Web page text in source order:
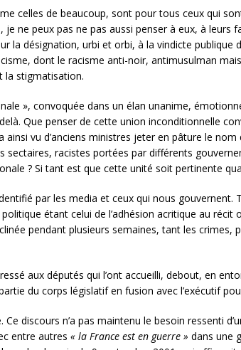
celles de beaucoup, sont pour tous ceux qui
ne peux pas ne pas aussi penser à eux, à leurs
la désignation, urbi et orbi, à la vindicte
dont le racisme anti-noir, antimusulman
la stigmatisation.
», convoquée dans un élan unanime,
Que penser de cette union inconditionnelle
ainsi vu d’anciens ministres jeter en pâture le
sectaires, racistes portées par différents
? Si tant est que cette unité soit pertinente
par les media et ceux qui nous
étant celui de l’adhésion acritique au
pendant plusieurs semaines, tant les
aux députés qui l’ont accueilli, debout, en
du corps législatif en fusion avec l’exécutif
discours n’a pas maintenu le besoin ressenti
entre autres « la France est en guerre » dans une